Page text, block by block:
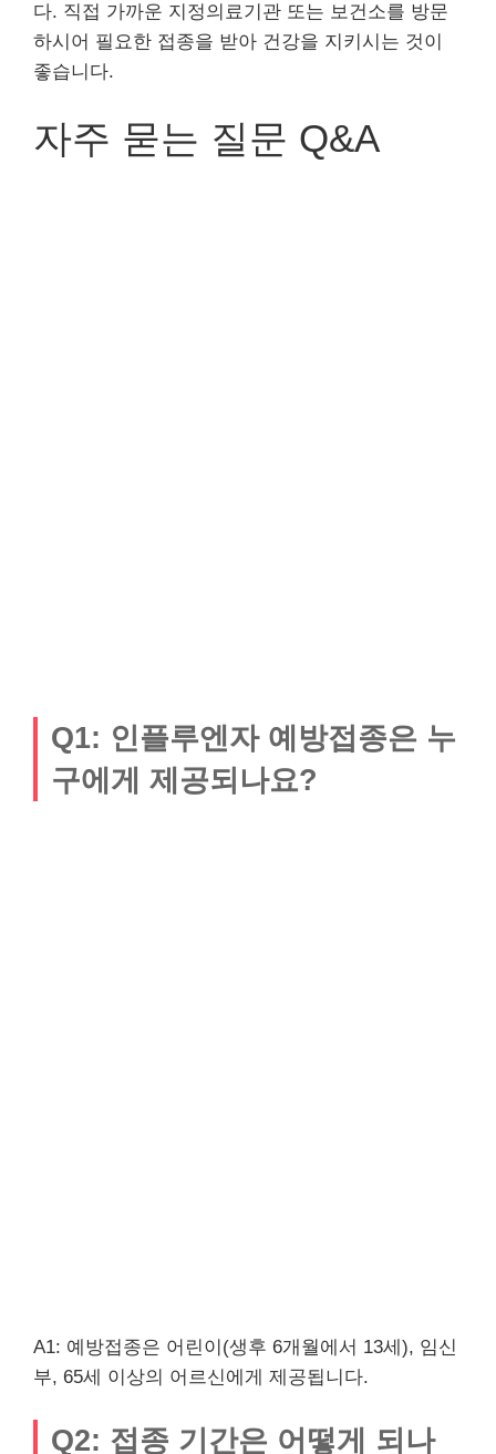
다. 직접 가까운 지정의료기관 또는 보건소를 방문
하시어 필요한 접종을 받아 건강을 지키시는 것이
좋습니다.
자주 묻는 질문 Q&A
Q1: 인플루엔자 예방접종은 누
구에게 제공되나요?
A1: 예방접종은 어린이(생후 6개월에서 13세), 임신
부, 65세 이상의 어르신에게 제공됩니다.
Q2: 접종 기간은 어떻게 되나